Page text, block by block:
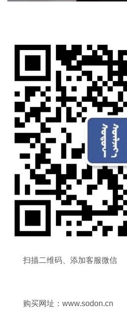
扫描二维码、添加客服微信
购买网址：www.sodon.cn